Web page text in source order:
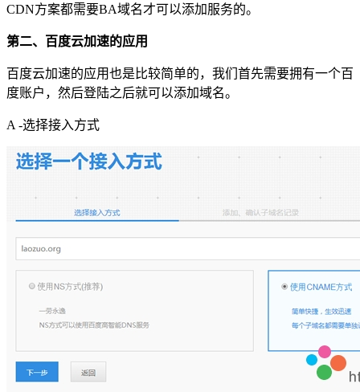
CDN方案都需要BA域名才可以添加服务的。
第二、百度云加速的应用
百度云加速的应用也是比较简单的，我们首先需要拥有一个百
度账户，然后登陆之后就可以添加域名。
A -选择接入方式